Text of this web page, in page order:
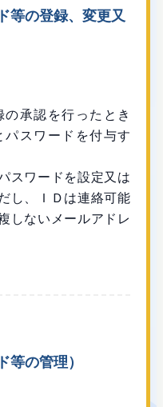
等の登録、変更又
承認を行ったとき
スワードを付与す
スワードを設定又は
し、ＩＤは連絡可能
しないメールアドレ
等の管理）